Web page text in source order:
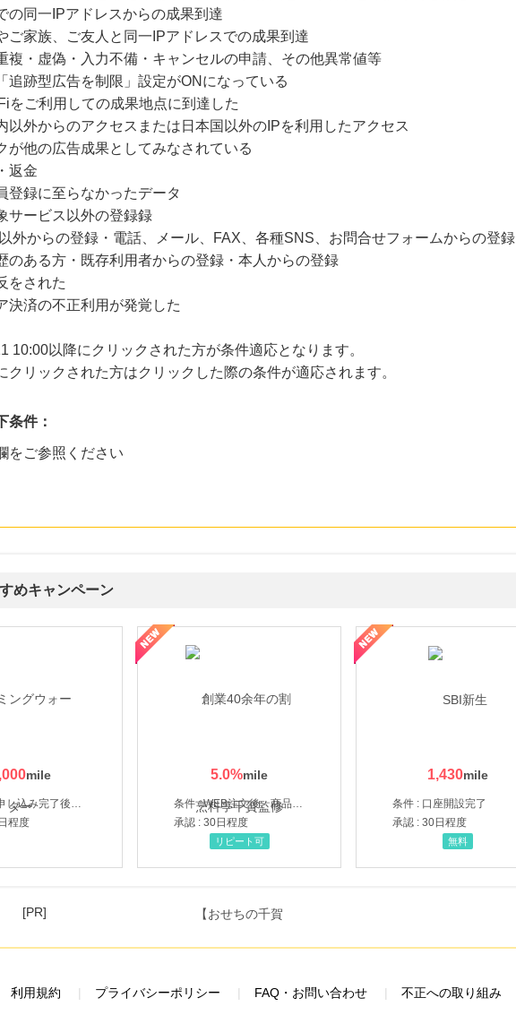
の同一IPアドレスからの成果到達
ご家族、ご友人と同一IPアドレスでの成果到達
複・虚偽・入力不備・キャンセルの申請、その他異常値等
追跡型広告を制限」設定がONになっている
をご利用しての成果地点に到達した
以外からのアクセスまたは日本国以外のIPを利用したアクセス
が他の広告成果としてみなされている
返金
登録に至らなかったデータ
サービス以外の登録録
外からの登録・電話、メール、FAX、各種SNS、お問合せフォームからの登録
のある方・既存利用者からの登録・本人からの登録
をされた
決済の不正利用が発覚した
10:00以降にクリックされた方が条件適応となります。
クリックされた方はクリックした際の条件が適応されます。
条件：
をご参照ください
めキャンペーン
条件 : お申し込み完了後、決済登録完了と1ヶ月以内のサーバー初回設置。
程度
5.0%
条件 : WEB注文後、商品受け取り+入金確認時点
承認 : 30日程度
リピート可
1,430
条件 : 口座開設完了
承認 : 30日程度
「口座開設」
無料
ルナルナ ファミリーコース
[PR]
利用規約 プライバシーポリシー FAQ・お問い合わせ 不正への取り組み